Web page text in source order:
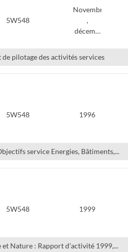
5W548
Novembre
,
décem…
de pilotage des activités services
5W548 1996
service Energies, Bâtiments,...
5W548 1999
et Nature : Rapport d'activité 1999,...